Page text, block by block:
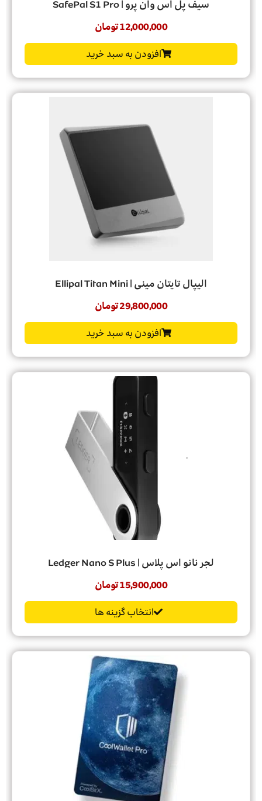
سیف پل اس وان پرو | SafePal S1 Pro
12,000,000تومان
افزودن به سبد خرید
الیپال تایتان مینی | Ellipal Titan Mini
29,800,000تومان
افزودن به سبد خرید
لجر نانو اس پلاس | Ledger Nano S Plus
15,900,000تومان
انتخاب گزینه ها